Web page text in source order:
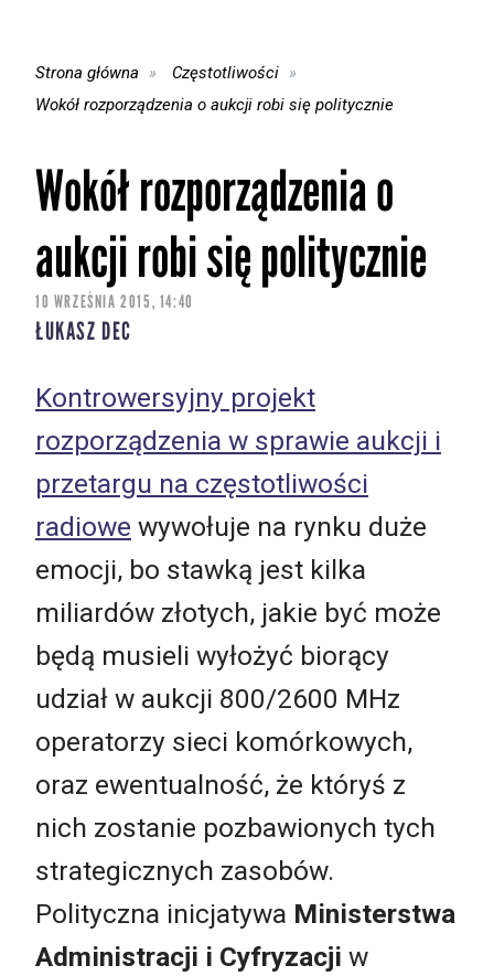
Strona główna
Częstotliwości
Wokół rozporządzenia o aukcji robi się politycznie
Wokół rozporządzenia o
aukcji robi się politycznie
10 WRZEŚNIA 2015, 14:40
ŁUKASZ DEC
Kontrowersyjny projekt
rozporządzenia w sprawie aukcji i
przetargu na częstotliwości
radiowe wywołuje na rynku duże
emocji, bo stawką jest kilka
miliardów złotych, jakie być może
będą musieli wyłożyć biorący
udział w aukcji 800/2600 MHz
operatorzy sieci komórkowych,
oraz ewentualność, że któryś z
nich zostanie pozbawionych tych
strategicznych zasobów.
Polityczna inicjatywa Ministerstwa
Administracji i Cyfryzacji w